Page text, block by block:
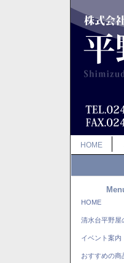
HOME
HOME
清水台平野屋
イベント案内
おすすめの商